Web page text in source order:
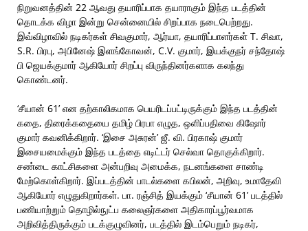
நிறுவனத்தின் 22 ஆவது தயாரிப்பாக தயாராகும் இந்த படத்தின்
தொடக்க விழா இன்று சென்னையில் சிறப்பாக நடைபெற்றது.
இவ்விழாவில் நடிகர்கள் சிவகுமார், ஆர்யா, தயாரிப்பாளர்கள் T. சிவா,
S.R. பிரபு, அபினேஷ் இளங்கோவன், C.V. குமார், இயக்குநர் சந்தோஷ்
பி ஜெயக்குமார் ஆகியோர் சிறப்பு விருந்தினர்களாக கலந்து
கொண்டனர்.
‘சீயான் 61’ என தற்காலிகமாக பெயரிடப்பட்டிருக்கும் இந்த படத்தின்
கதை, திரைக்கதையை தமிழ் பிரபா எழுத, ஒளிப்பதிவை கிஷோர்
குமார் கவனிக்கிறார். ‘இசை அசுரன்’ ஜீ. வி. பிரகாஷ் குமார்
இசையமைக்கும் இந்த படத்தை எடிட்டர் செல்வா தொகுக்கிறார்.
சண்டை காட்சிகளை அன்பறிவு அமைக்க, நடனங்களை சாண்டி
மேற்கொள்கிறார். இப்படத்தின் பாடல்களை கபிலன், அறிவு, உமாதேவி
ஆகியோர் எழுதுகிறார்கள். பா. ரஞ்சித் இயக்கும் ‘சீயான் 61’ படத்தில்
பணியாற்றும் தொழில்நுட்ப கலைஞர்களை அதிகாரப்பூர்வமாக
அறிவித்திருக்கும் படக்குழுவினர், படத்தில் இடம்பெறும் நடிகர்,